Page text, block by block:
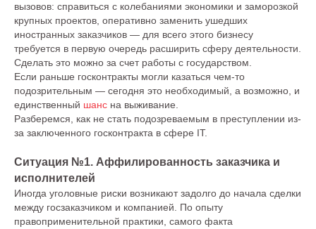
вызовов: справиться с колебаниями экономики и заморозкой
крупных проектов, оперативно заменить ушедших
иностранных заказчиков — для всего этого бизнесу
требуется в первую очередь расширить сферу деятельности.
Сделать это можно за счет работы с государством.
Если раньше госконтракты могли казаться чем-то
подозрительным — сегодня это необходимый, а возможно, и
единственный шанс на выживание.
Разберемся, как не стать подозреваемым в преступлении из-
за заключенного госконтракта в сфере IT.
Ситуация №1. Аффилированность заказчика и
исполнителей
Иногда уголовные риски возникают задолго до начала сделки
между госзаказчиком и компанией. По опыту
правоприменительной практики, самого факта